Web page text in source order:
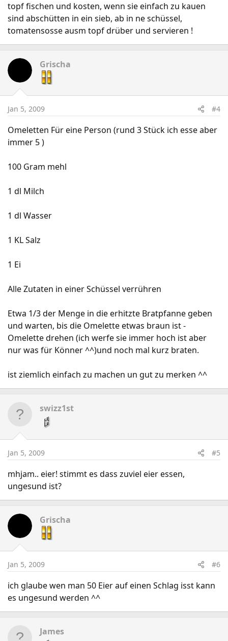
topf fischen und kosten, wenn sie einfach zu kauen
sind abschütten in ein sieb, ab in ne schüssel,
tomatensosse ausm topf drüber und servieren !
Grischa
Jan 5, 2009 #4
Omeletten Für eine Person (rund 3 Stück ich esse aber
immer 5 )
100 Gram mehl
1 dl Milch
1 dl Wasser
1 KL Salz
1 Ei
Alle Zutaten in einer Schüssel verrühren
Etwa 1/3 der Menge in die erhitzte Bratpfanne geben
und warten, bis die Omelette etwas braun ist -
Omelette drehen (ich werfe sie immer hoch ist aber
nur was für Könner ^^)und noch mal kurz braten.
ist ziemlich einfach zu machen un gut zu merken ^^
swizz1st
Jan 5, 2009 #5
mhjam.. eier! stimmt es dass zuviel eier essen,
ungesund ist?
Grischa
Jan 5, 2009 #6
ich glaube wen man 50 Eier auf einen Schlag isst kann
es ungesund werden ^^
James